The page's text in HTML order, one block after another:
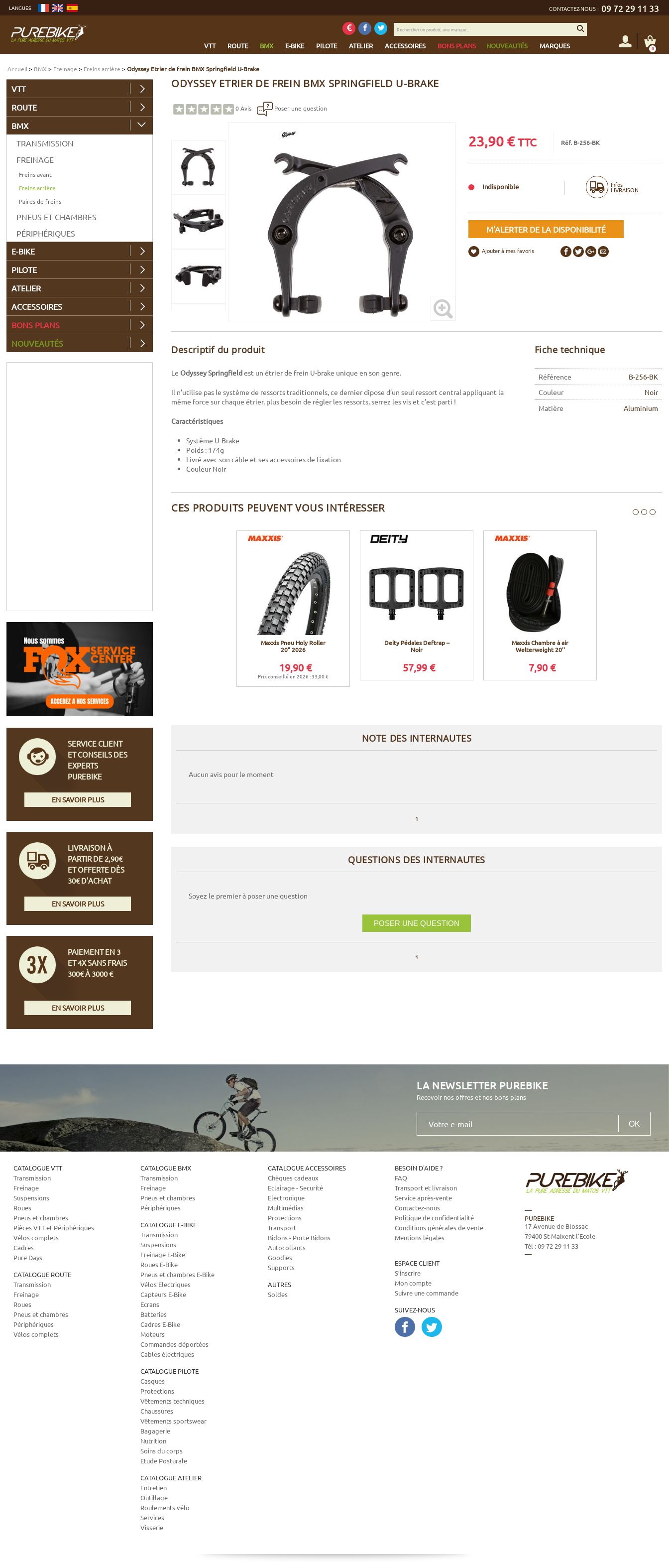
contenu
menu
Aller
CONTACTEZ-NOUS : 09 72 29 11 33
LANGUES
VTT ROUTE BMX E-BIKE PILOTE ATELIER ACCESSOIRES BONS PLANS NOUVEAUTÉS MARQUES
Rechercher
un
une
marque...
0
Accueil > BMX > Freinage > Freins arrière >Odyssey Etrier de frein BMX Springfield U-Brake
ODYSSEY ETRIER DE FREIN BMX SPRINGFIELD U-BRAKE
0 Avis Poser une question
23,90€ TTC Réf. B-256-BK
Indisponible Infos
LIVRAISON
M'ALERTER DE LA DISPONIBILITÉ
Ajouter à mes favoris
Descriptif du produit
Le OdysseySpringfieldest un étrier de frein U-brake unique en son genre.
Il n’utilise pas le système de ressorts traditionnels, ce dernier dipose d’un seul ressort central appliquant la
même force sur chaque étrier, plus besoin de régler les ressorts, serrez les vis et c’est parti !
Caractéristiques
Système U-Brake
Poids : 174g
Livré avec son câble et ses accessoires de fixation
Couleur Noir
Fiche technique
Référence
B-256-BK
Couleur
Noir
Matière
Aluminium
CES PRODUITS PEUVENT VOUS INTÉRESSER
Maxxis Pneu Holy Roller
20" 2026
19,90 €
Prix conseillé en 2026 : 33,00 €
Deity Pédales Deftrap –
Noir
57,99 €
Maxxis Chambre à air
Welterweight 20''
7,90 €
NOTE DES INTERNAUTES
Aucun avis pour le moment
1
QUESTIONS DES INTERNAUTES
Soyez le premier à poser une question
POSER UNE QUESTION
1
VTT
ROUTE
BMX
TRANSMISSION
FREINAGE
Freins avant
Freins arrière
Paires de freins
PNEUS ET CHAMBRES
PÉRIPHÉRIQUES
E-BIKE
PILOTE
ATELIER
ACCESSOIRES
BONS PLANS
NOUVEAUTÉS
SERVICE CLIENT
ET CONSEILS DES
EXPERTS
PUREBIKE
EN SAVOIR PLUS
LIVRAISON À
PARTIR DE 2,90€
ET OFFERTE DÈS
30€ D'ACHAT
EN SAVOIR PLUS
PAIEMENT EN 3
ET 4X SANS FRAIS
300€ À 3000 €
EN SAVOIR PLUS
LA NEWSLETTER PUREBIKE
Recevoir nos offres et nos bons plans
Votre
mail
CATALOGUE VTT
Transmission
Freinage
Suspensions
Roues
Pneus et chambres
Pièces VTT et Périphériques
Vélos complets
Cadres
Pure Days
CATALOGUE ROUTE
Transmission
Freinage
Roues
Pneus et chambres
Périphériques
Vélos complets
CATALOGUE BMX
Transmission
Freinage
Pneus et chambres
Périphériques
CATALOGUE E-BIKE
Transmission
Suspensions
Freinage E-Bike
Roues E-Bike
Pneus et chambres E-Bike
Vélos Electriques
Capteurs E-Bike
Ecrans
Batteries
Cadres E-Bike
Moteurs
Commandes déportées
Cables électriques
CATALOGUE PILOTE
Casques
Protections
Vêtements techniques
Chaussures
Vêtements sportswear
Bagagerie
Nutrition
Soins du corps
Etude Posturale
CATALOGUE ATELIER
Entretien
Outillage
Roulements vélo
Services
Visserie
CATALOGUE ACCESSOIRES
Chèques cadeaux
Eclairage - Securité
Electronique
Multimédias
Protections
Transport
Bidons - Porte Bidons
Autocollants
Goodies
Supports
AUTRES
Soldes
BESOIN D'AIDE ?
FAQ
Transport et livraison
Service après-vente
Contactez-nous
Politique de confidentialité
Conditions générales de vente
Mentions légales
ESPACE CLIENT
S’inscrire
Mon compte
Suivre une commande
SUIVEZ-NOUS
PUREBIKE
17 Avenue de Blossac
79400St Maixent l'Ecole
Tél :09 72 29 11 33